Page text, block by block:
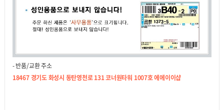
- 반품/교환 주소
18467 경기도 화성시 동탄영천로 131 코너원타워 1007호 에에이이샵